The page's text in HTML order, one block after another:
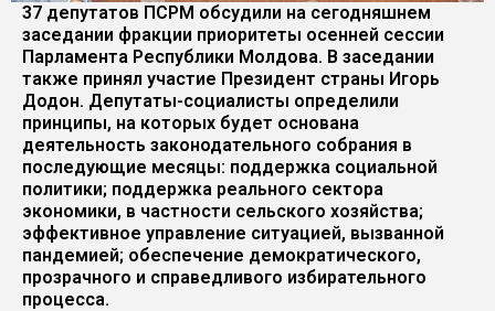
37 депутатов ПСРМ обсудили на сегодняшнем
заседании фракции приоритеты осенней сессии
Парламента Республики Молдова. В заседании
также принял участие Президент страны Игорь
Додон. Депутаты-социалисты определили
принципы, на которых будет основана
деятельность законодательного собрания в
последующие месяцы: поддержка социальной
политики; поддержка реального сектора
экономики, в частности сельского хозяйства;
эффективное управление ситуацией, вызванной
пандемией; обеспечение демократического,
прозрачного и справедливого избирательного
процесса.